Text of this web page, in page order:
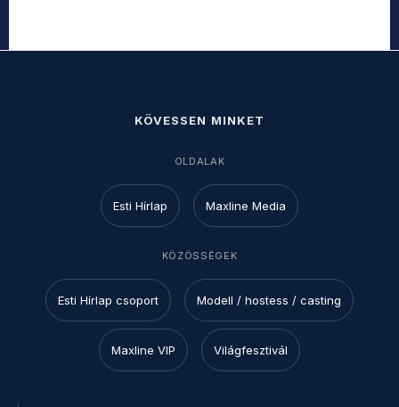
KÖVESSEN MINKET
OLDALAK
Esti Hírlap Maxline Media
KÖZÖSSÉGEK
Esti Hírlap csoport Modell / hostess / casting
Maxline VIP Világfesztivál